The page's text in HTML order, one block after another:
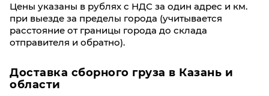
Цены указаны в рублях с НДС за один адрес и км.
при выезде за пределы города (учитывается
расстояние от границы города до склада
отправителя и обратно).
Доставка сборного груза в Казань и
области